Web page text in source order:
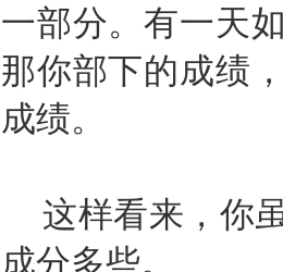
一部分。有一天
那你部下的成绩
成绩。
这样看来，你
成分多些。